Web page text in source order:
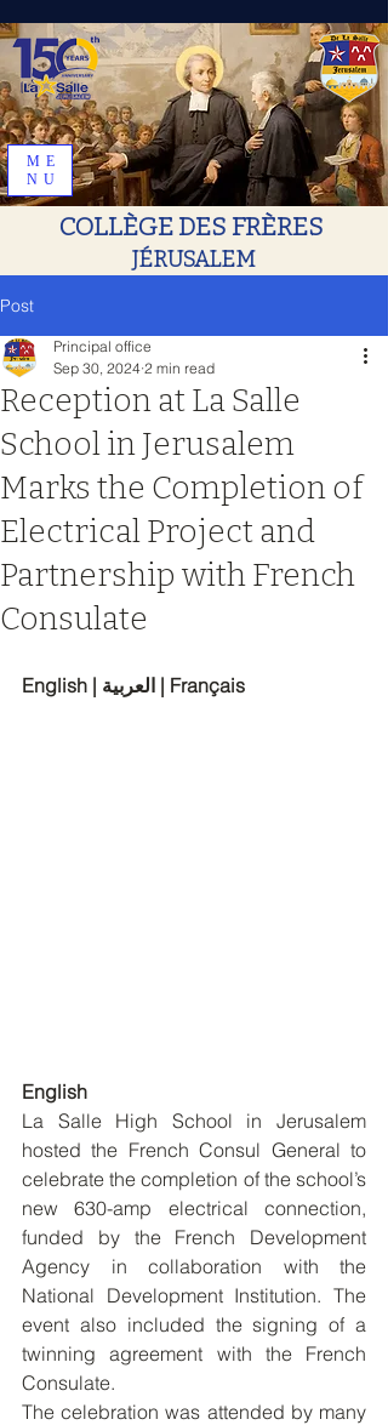
ME
NU
COLLÈGE DES FRÈRES
JÉRUSALEM
Post
Reception at La Salle
School in Jerusalem
Marks the Completion of
Electrical Project and
Partnership with French
Consulate
Principal office
Sep 30, 2024 2 min read
English | العربية | Français
English
La Salle High School in Jerusalem
hosted the French Consul General to
celebrate the completion of the school’s
new 630-amp electrical connection,
funded by the French Development
Agency in collaboration with the
National Development Institution. The
event also included the signing of a
twinning agreement with the French
Consulate.
The celebration was attended by many